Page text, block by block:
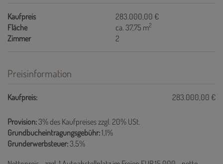
Kaufpreis
283.000,00 €
Fläche
ca. 37,75 m2
Zimmer 2
Preisinformation
Kaufpreis: 283.000,00 €
Provision:3% des Kaufpreises zzgl. 20% USt.
Grundbucheintragungsgebühr:1,1%
Grunderwerbsteuer:3,5%